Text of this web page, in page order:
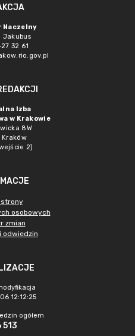
Naczelny
Jakubus
32 61
Izba
w Krakowie
8W
Kraków
2)
strony
osobowych
zmian
12:12:25
ogółem
513